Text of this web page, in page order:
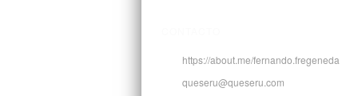
https://about.me/fernando.fregeneda
queseru@queseru.com